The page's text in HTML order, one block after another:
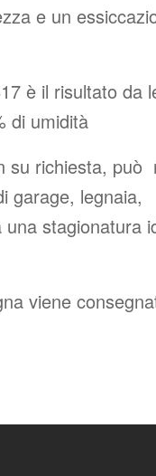
e un
è il risultato da
di umidità
su richiesta, può
garage, legnaia,
stagionatura
viene